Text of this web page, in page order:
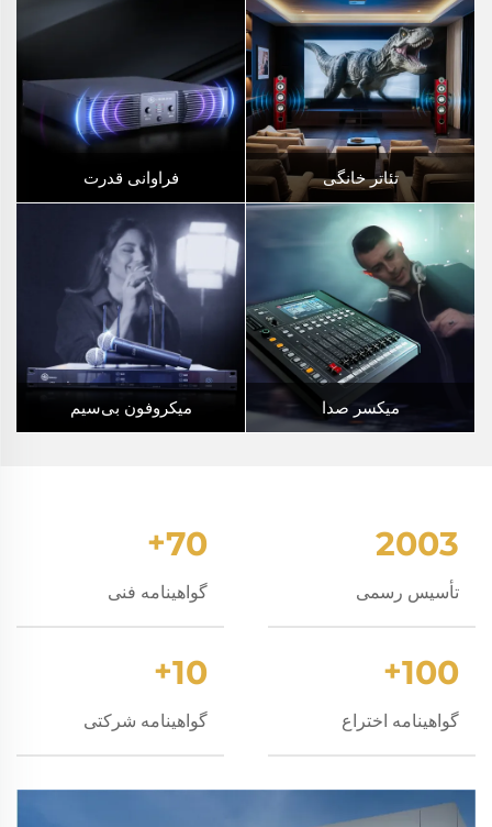
تئاتر خانگی فراوانی قدرت
میکسر صدا میکروفون بی‌سیم
2003
تأسیس رسمی
70
+
گواهینامه فنی
100
+
گواهینامه اختراع
10
+
گواهینامه شرکتی